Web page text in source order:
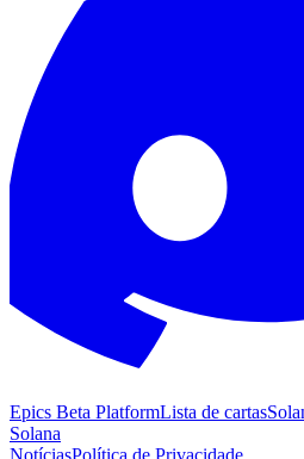
Epics Beta PlatformLista de cartas
Solana